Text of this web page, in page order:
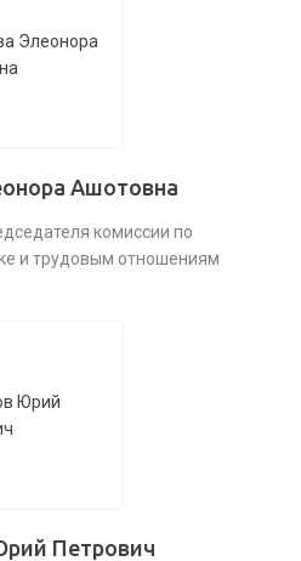
Ашотовна
комиссии по
и трудовым отношениям
Петрович